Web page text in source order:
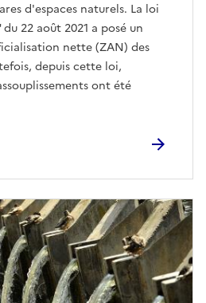
d'espaces naturels. La loi
22 août 2021 a posé un
nette (ZAN) des
depuis cette loi,
ont été